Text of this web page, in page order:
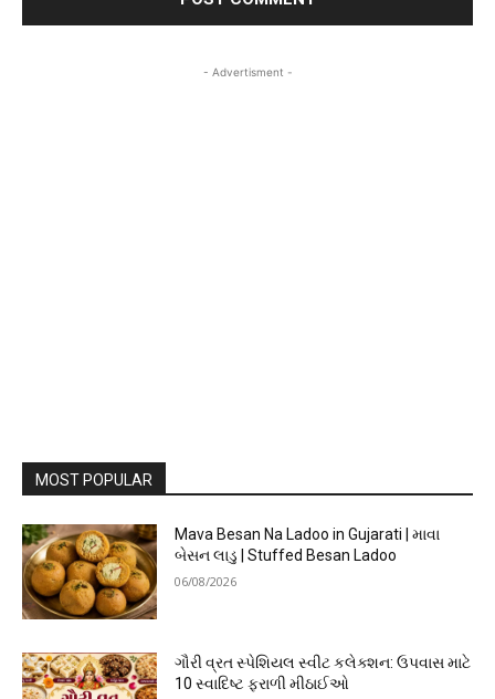
- Advertisment -
MOST POPULAR
Mava Besan Na Ladoo in Gujarati | માવા
બેસન લાડુ | Stuffed Besan Ladoo
06/08/2026
ગૌરી વ્રત સ્પેશિયલ સ્વીટ કલેક્શન: ઉપવાસ માટે
10 સ્વાદિષ્ટ ફરાળી મીઠાઈઓ